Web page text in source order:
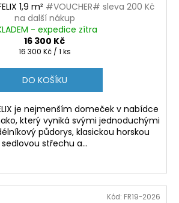
1,9 m² #VOUCHER# sleva 200 Kč
na další nákup
- expedice zítra
16 300 Kč
Měrná
16 300 Kč / 1 ks
DO KOŠÍKU
je nejmenším domeček v nabídce
který vyniká svými jednoduchými
půdorys, klasickou horskou
sedlovou střechu a...
Kód: FR19-2026